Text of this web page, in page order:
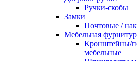
Ручки-скобы
Замки
Почтовые /
Мебельная
Кронштейны/
мебельные